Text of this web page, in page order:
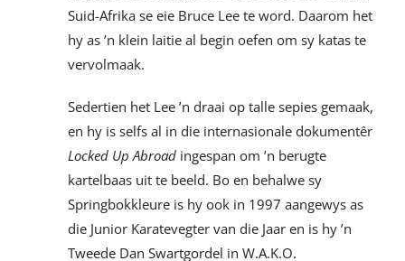
Suid-Afrika se eie Bruce Lee te word. Daarom het
hy as ’n klein laitie al begin oefen om sy katas te
vervolmaak.
Sedertien het Lee ’n draai op talle sepies gemaak,
en hy is selfs al in die internasionale dokumentêr
Locked Up Abroad ingespan om ’n berugte
kartelbaas uit te beeld. Bo en behalwe sy
Springbokkleure is hy ook in 1997 aangewys as
die Junior Karatevegter van die Jaar en is hy ’n
Tweede Dan Swartgordel in W.A.K.O.